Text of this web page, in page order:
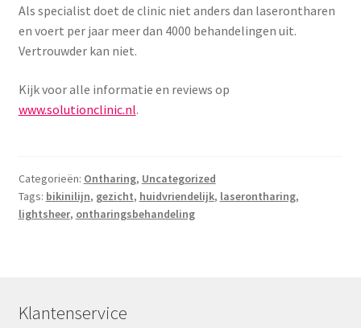
Als specialist doet de clinic niet anders dan laserontharen
en voert per jaar meer dan 4000 behandelingen uit.
Vertrouwder kan niet.
Kijk voor alle informatie en reviews op
www.solutionclinic.nl.
Categorieën: Ontharing, Uncategorized
Tags: bikinilijn, gezicht, huidvriendelijk, laserontharing,
lightsheer, ontharingsbehandeling
Klantenservice